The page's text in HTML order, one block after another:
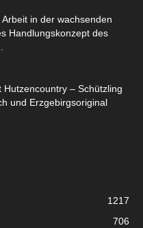
in der wachsenden
Handlungskonzept des
Hutzencountry – Schützling
und Erzgebirgsoriginal
1217
706